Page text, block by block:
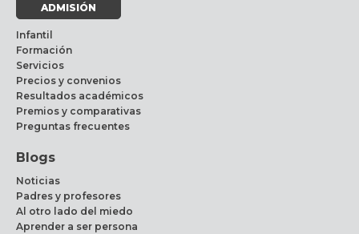
ADMISIÓN
Infantil
Formación
Servicios
Precios y convenios
Resultados académicos
Premios y comparativas
Preguntas frecuentes
Blogs
Noticias
Padres y profesores
Al otro lado del miedo
Aprender a ser persona